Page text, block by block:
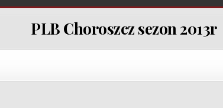
PLB Choroszcz sezon 2013r